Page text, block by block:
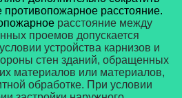
противопожарное расстояние.
расстояние между
проемов допускается
устройства карнизов и
стен зданий, обращенных
материалов или материалов,
обработке. При условии